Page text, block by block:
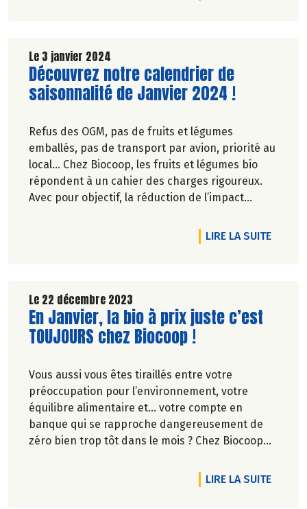
Le 3 janvier 2024
Lire la suite de l'article
Découvrez notre calendrier de
saisonnalité de Janvier 2024 !
Refus des OGM, pas de fruits et légumes
emballés, pas de transport par avion, priorité au
local… Chez Biocoop, les fruits et légumes bio
répondent à un cahier des charges rigoureux.
Avec pour objectif, la réduction de l’impact
l’environnement. Parce que manger des produits
de qualité rime avec respect de la saisonnalité,
Découvrez celui de Janvier 2024 !
LIRE LA SUITEDE
Le 22 décembre 2023
Lire la suite de l'article
En Janvier, la bio à prix juste c’est
TOUJOURS chez Biocoop !
Vous aussi vous êtes tiraillés entre votre
préoccupation pour l’environnement, votre
équilibre alimentaire et… votre compte en
banque qui se rapproche dangereusement de
zéro bien trop tôt dans le mois ? Chez Biocoop
cette contrainte tout en conservant nos valeurs.
L’inflation galopante ne doit pas nous faire
LIRE LA SUITEDE